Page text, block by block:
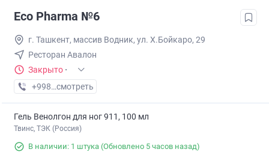
Eco Pharma №6
г. Ташкент, массив Водник, ул. Х.Бойкаро, 29
Ресторан Авалон
Закрыто ·
+998 (55) XXX-XX-XX
смотреть
Гель Венолгон для ног 911, 100 мл
Твинс, ТЭК (Россия)
В наличии: 1 штука (Обновлено 5 часов назад)